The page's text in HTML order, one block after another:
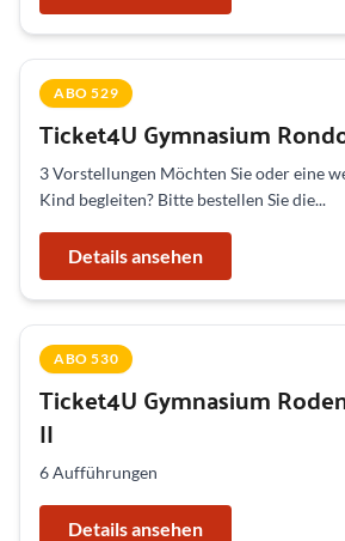
ABO 529
Ticket4U Gymnasium
3 Vorstellungen Möchten Sie oder eine
Kind begleiten? Bitte bestellen Sie die...
Details ansehen
ABO 530
Ticket4U Gymnasium
II
6 Aufführungen
Details ansehen